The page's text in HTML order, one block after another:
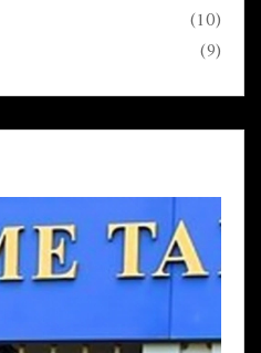
(10)
(9)